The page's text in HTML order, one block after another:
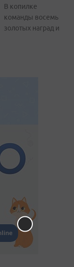
В копилке
команды восемь
золотых наград и